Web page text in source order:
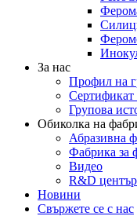
За нас
Профил на
Сертификат
Групова
Обиколка на
Абразивна
Фабрика за
Видео
R&D център
Новини
Свържете се с нас